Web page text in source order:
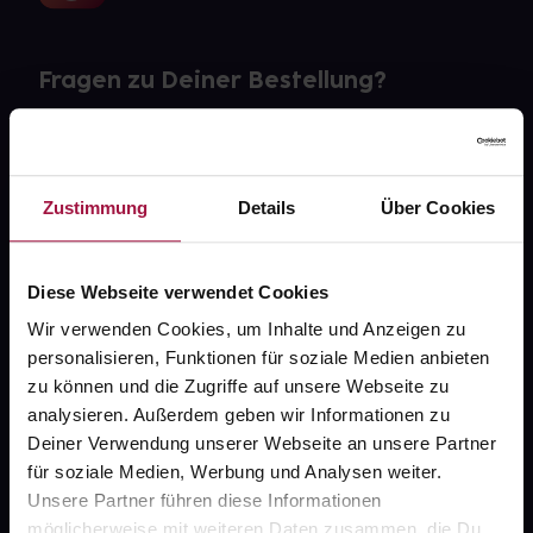
Zustimmung Details Über Cookies
Diese Webseite verwendet Cookies
Wir verwenden Cookies, um Inhalte und Anzeigen zu
personalisieren, Funktionen für soziale Medien anbieten
zu können und die Zugriffe auf unsere Webseite zu
analysieren. Außerdem geben wir Informationen zu
Deiner Verwendung unserer Webseite an unsere Partner
für soziale Medien, Werbung und Analysen weiter.
Unsere Partner führen diese Informationen
Fragen zu Deiner Bestellung?
Über uns
Karriere